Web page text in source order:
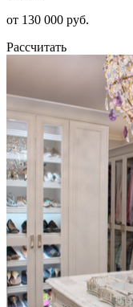
от 130 000 руб.
Рассчитать